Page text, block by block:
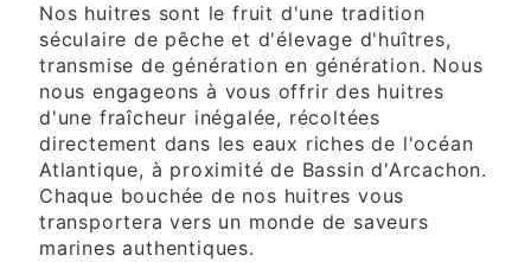
Nos huitres sont le fruit d'une tradition
séculaire de pêche et d'élevage d'huîtres,
transmise de génération en génération. Nous
nous engageons à vous offrir des huitres
d'une fraîcheur inégalée, récoltées
directement dans les eaux riches de l'océan
Atlantique, à proximité de Bassin d'Arcachon.
Chaque bouchée de nos huitres vous
transportera vers un monde de saveurs
marines authentiques.